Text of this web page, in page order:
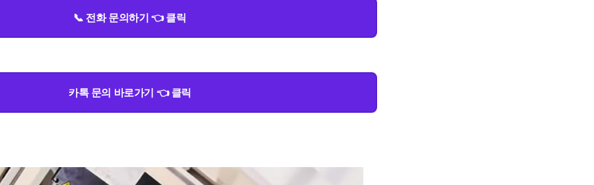
📞 전화 문의하기 👈 클릭
카톡 문의 바로가기 👈 클릭